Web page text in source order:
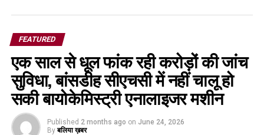
FEATURED
एक साल से धूल फांक रही करोड़ों की जांच
सुविधा, बांसडीह सीएचसी में नहीं चालू हो
सकी बायोकेमिस्ट्री एनालाइजर मशीन
Published 2 months ago on June 24, 2026
By बलिया ख़बर